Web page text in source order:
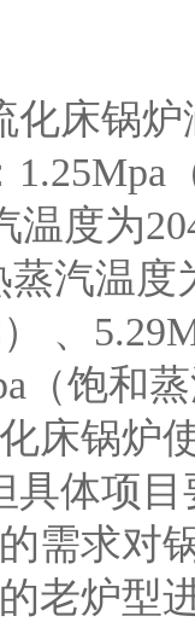
床锅炉
温度为
汽温度
、
（饱和
化床锅
具体项
的需求
老炉型